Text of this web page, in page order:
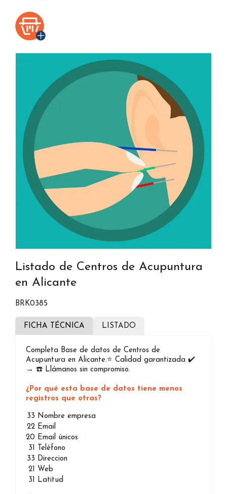
Listado de Centros de Acupuntura
en Alicante
BRK0385
FICHA TÉCNICA LISTADO
Completa Base de datos de Centros de
Acupuntura en Alicante.⭐️ Calidad garantizada ✔️
→ ☎️ Llámanos sin compromiso.
¿Por qué esta base de datos tiene menos
registros que otras?
33 Nombre empresa
22 Email
20 Email únicos
31 Teléfono
33 Direccion
21 Web
31 Latitud